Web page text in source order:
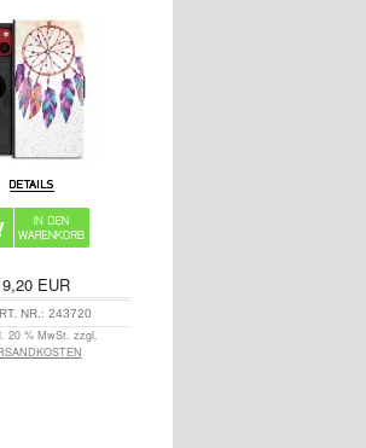
EUR
NR.: 243720
20 % MwSt. zzgl.